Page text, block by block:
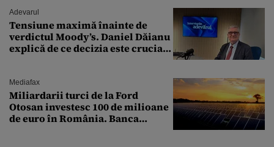
Adevarul
Tensiune maximă înainte de
verdictul Moody’s. Daniel Dăianu
explică de ce decizia este crucială
Mediafax
Miliardarii turci de la Ford
Otosan investesc 100 de milioane
de euro în România. Banca